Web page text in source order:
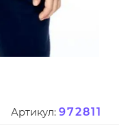
Артикул: 972811